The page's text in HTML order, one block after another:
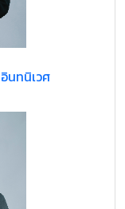
นทนิเวศ